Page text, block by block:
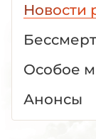
Новости
Особое
Анонсы